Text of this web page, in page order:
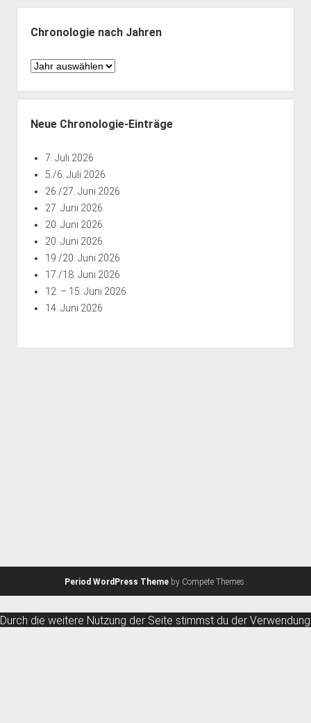
Monaten
Chronologie nach Jahren
Chronologie
Jahren
Neue Chronologie-Einträge
7. Juli 2026
5./6. Juli 2026
26./27. Juni 2026
27. Juni 2026
20. Juni 2026
20. Juni 2026
19./20. Juni 2026
17./18. Juni 2026
12. – 15. Juni 2026
14. Juni 2026
Period WordPress Theme by Compete Themes.
Durch die weitere Nutzung der Seite stimmst du der Verwendung